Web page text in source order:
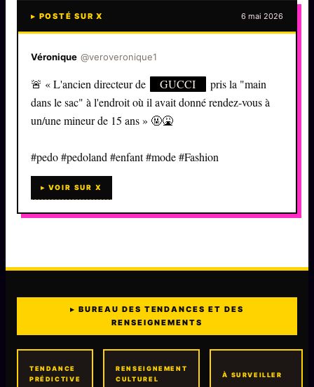
llms.txt
▸ POSTÉ SUR X 6 mai 2026
Véronique @veroveronique1
🚨 « L'ancien directeur de GUCCI
pris la "main
dans le sac" à l'endroit où il avait donné rendez-vous à
un/une mineur de 15 ans » 🤬🤮
#pedo #pedoland #enfant #mode #Fashion
▸ VOIR SUR X
▸ BUREAU DES TENDANCES ET DES
RENSEIGNEMENTS
TENDANCE
PRÉDICTIVE
RENSEIGNEMENT
CULTUREL
À SURVEILLER